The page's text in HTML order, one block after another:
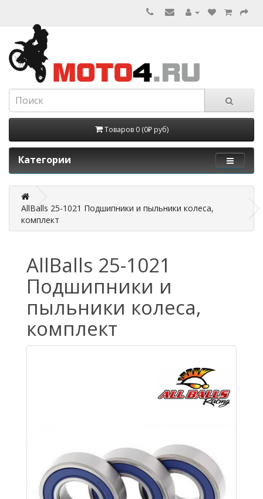
Товаров 0 (0₽ руб)
Категории
AllBalls 25-1021 Подшипники и пыльники колеса,
комплект
AllBalls 25-1021
Подшипники и
пыльники колеса,
комплект